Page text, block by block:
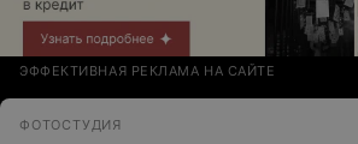
ЭФФЕКТИВНАЯ РЕКЛАМА НА САЙТЕ
ФОТОСТУДИЯ